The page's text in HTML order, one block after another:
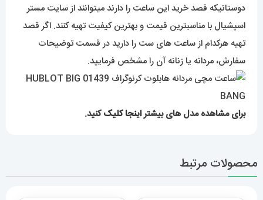
دوستانیکه قصد خرید این ساعت را دارند میتوانند از سایت مستر
اسپشیال با مناسبترین قیمت و بهترین کیفیت تهیه کنند. اگر قصد
تهیه هرکدام از ساعت های ست را دارید در قسمت توضیحات
سفارش، مردانه یا زنانه آن را مشخص فرمایید.
برای مشاهده مدل های بیشتراینجا کلیککنید.
محصولات مرتبط